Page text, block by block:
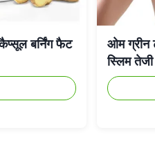
बर्निंग फैट
ओम ग्रीन
स्लिम